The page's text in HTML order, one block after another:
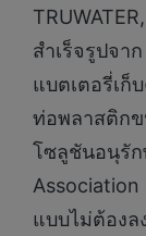
สำเร็จรูปจา
แบตเตอรี่เก็
ท่อพลาสติกข
โซลูชันอนุรัก
Association
แบบไม่ต้องล